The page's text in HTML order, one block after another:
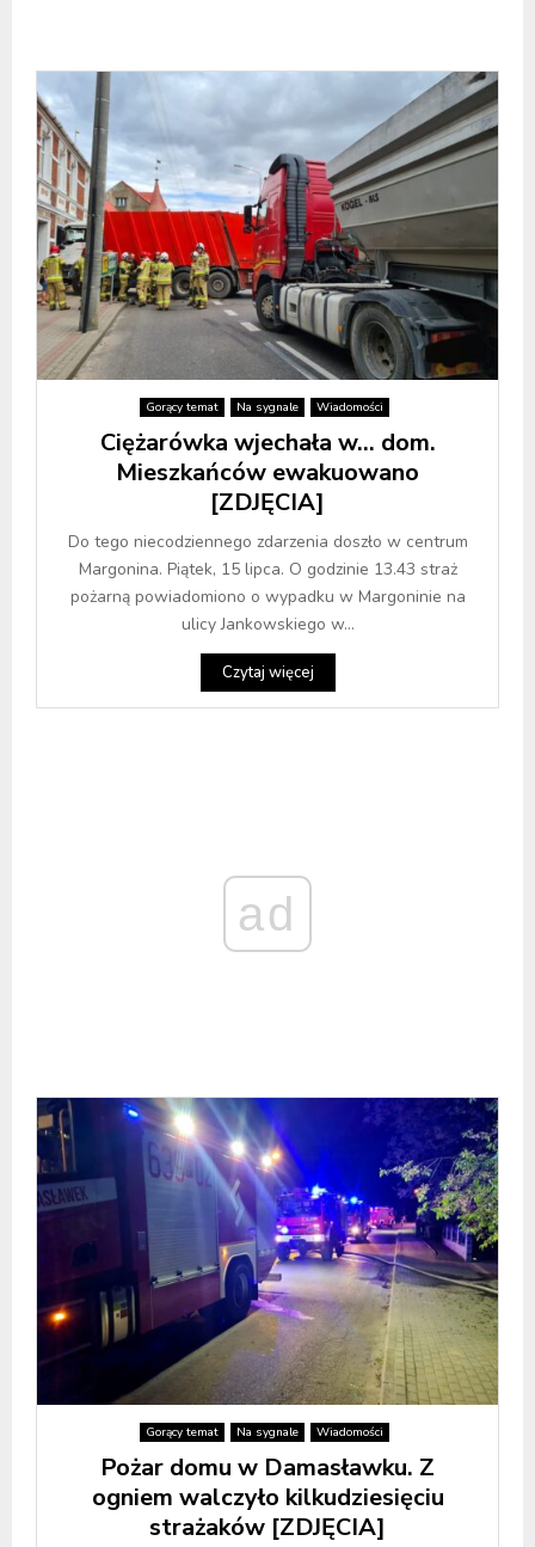
Gorący temat Na sygnale Wiadomości
Ciężarówka wjechała w… dom.
Mieszkańców ewakuowano
[ZDJĘCIA]
Do tego niecodziennego zdarzenia doszło w centrum
Margonina. Piątek, 15 lipca. O godzinie 13.43 straż
pożarną powiadomiono o wypadku w Margoninie na
ulicy Jankowskiego w...
Czytaj więcej
ad
Gorący temat Na sygnale Wiadomości
Pożar domu w Damasławku. Z
ogniem walczyło kilkudziesięciu
strażaków [ZDJĘCIA]